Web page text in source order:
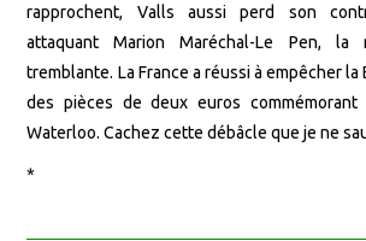
rapprochent, Valls aussi perd son
attaquant Marion Maréchal-Le Pen, la
tremblante. La France a réussi à empêcher
des pièces de deux euros
Waterloo. Cachez cette débâcle que je ne
*